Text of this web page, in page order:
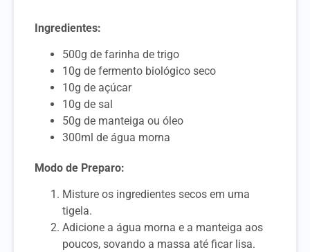
Ingredientes:
500g de farinha de trigo
10g de fermento biológico seco
10g de açúcar
10g de sal
50g de manteiga ou óleo
300ml de água morna
Modo de Preparo:
Misture os ingredientes secos em uma
tigela.
Adicione a água morna e a manteiga aos
poucos, sovando a massa até ficar lisa.